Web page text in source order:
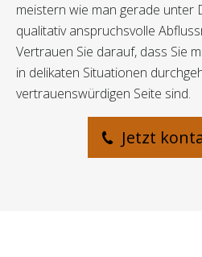
meistern wie man gerade unter
qualitativ anspruchsvolle
Vertrauen Sie darauf, dass Sie
in delikaten Situationen
vertrauenswürdigen Seite sind.
Jetzt